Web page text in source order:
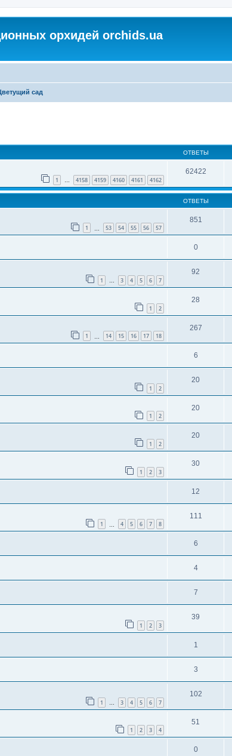
орхидей orchids.ua
сад
ОТВЕТЫ
1 … 4158 4159 4160 4161 4162
62422
ОТВЕТЫ
1 53 54 55 56 57
851
0
1 … 3 4 5 6 7
92
1 2
28
1 14 15 16 17 18
267
6
1 2
20
1 2
20
1 2
20
1 2 3
30
12
1 4 5 6 7 8
111
6
4
7
1 2 3
39
1
3
1 … 3 4 5 6 7
102
1 2 3 4
51
0